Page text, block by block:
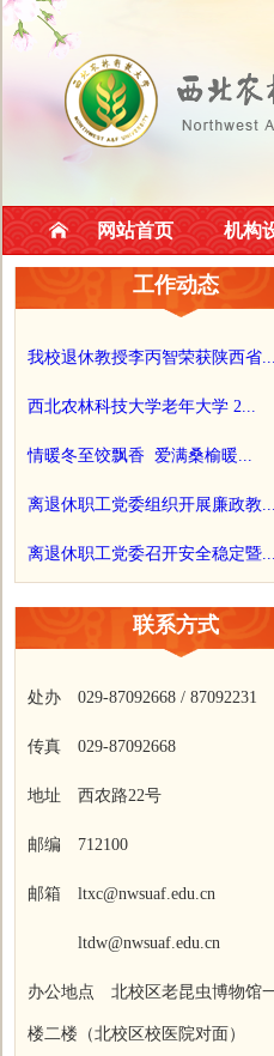
网站首页 机构
工作动态
我校退休教授李丙智荣获陕西省...
西北农林科技大学老年大学 2...
情暖冬至饺飘香 爱满桑榆暖...
离退休职工党委组织开展廉政教...
离退休职工党委召开安全稳定暨...
联系方式
处办 029-87092668 / 87092231
传真 029-87092668
地址 西农路22号
邮编 712100
邮箱 ltxc@nwsuaf.edu.cn
ltdw@nwsuaf.edu.cn
办公地点 北校区老昆虫博物馆
楼二楼（北校区校医院对面）